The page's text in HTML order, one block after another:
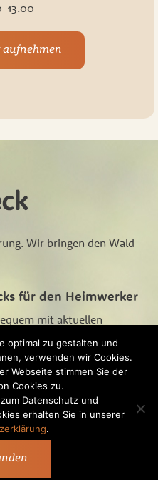
13.00
aufnehmen
Wir bringen den Wald
für den Heimwerker
mit aktuellen
rund um‘s Heimwerken
und -bearbeitung.
an.
Blog
optimal zu gestalten und
verwenden wir Cookies.
Webseite stimmen Sie der
Cookies zu.
Datenschutz und
erhalten Sie in unserer
.